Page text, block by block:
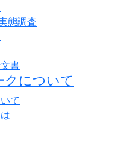
態調査
書
クについて
て